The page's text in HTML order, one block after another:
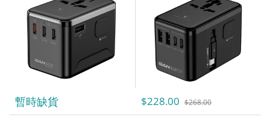
暫時缺貨 $228.00 $268.00